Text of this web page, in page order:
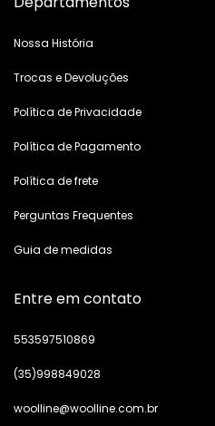
Nossa História
Trocas e Devoluções
Política de Privacidade
Política de Pagamento
Política de frete
Perguntas Frequentes
Guia de medidas
Entre em contato
553597510869
(35)998849028
woolline@woolline.com.br